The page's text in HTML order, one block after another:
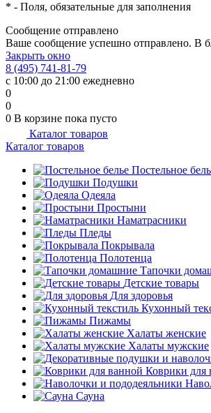
* - Поля, обязательные для заполнения
Сообщение отправлено
Ваше сообщение успешно отправлено. В
Закрыть окно
8 (495) 741-81-79
с 10:00 до 21:00 ежедневно
0
0
0 В корзине пока пусто
Каталог товаров
Каталог товаров
Постельное
Подушки
Одеяла
Простыни
Наматрасники
Пледы
Покрывала
Полотенца
Тапочки
Детские товары
Для здоровья
Кухонный
Пижамы
Халаты женские
Халаты мужские
Коврики для
Сауна